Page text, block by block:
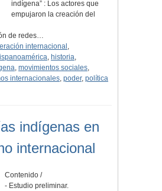
indígena” : Los actores que
empujaron la creación del
de redes…
internacional ,
, historia,
, movimientos sociales,
internacionales, poder, política
indígenas en
internacional
Contenido /
- Estudio preliminar.